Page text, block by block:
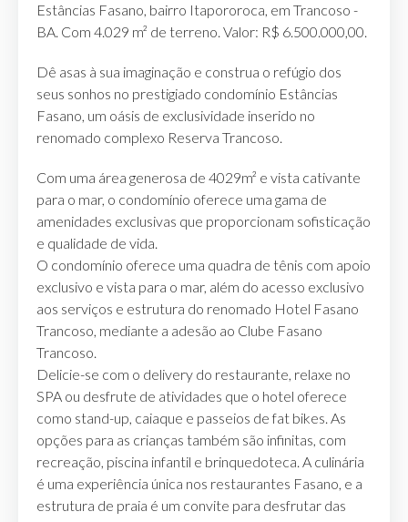
Estâncias Fasano, bairro Itapororoca, em Trancoso -
BA. Com 4.029 m² de terreno. Valor: R$ 6.500.000,00.
Dê asas à sua imaginação e construa o refúgio dos
seus sonhos no prestigiado condomínio Estâncias
Fasano, um oásis de exclusividade inserido no
renomado complexo Reserva Trancoso.
Com uma área generosa de 4029m² e vista cativante
para o mar, o condomínio oferece uma gama de
amenidades exclusivas que proporcionam sofisticação
e qualidade de vida.
O condomínio oferece uma quadra de tênis com apoio
exclusivo e vista para o mar, além do acesso exclusivo
aos serviços e estrutura do renomado Hotel Fasano
Trancoso, mediante a adesão ao Clube Fasano
Trancoso.
Delicie-se com o delivery do restaurante, relaxe no
SPA ou desfrute de atividades que o hotel oferece
como stand-up, caiaque e passeios de fat bikes. As
opções para as crianças também são infinitas, com
recreação, piscina infantil e brinquedoteca. A culinária
é uma experiência única nos restaurantes Fasano, e a
estrutura de praia é um convite para desfrutar das